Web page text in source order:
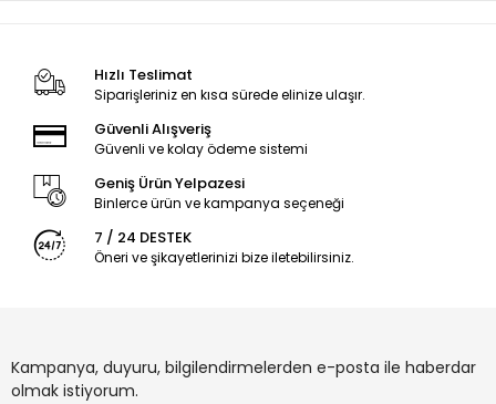
Hızlı Teslimat
Siparişleriniz en kısa sürede elinize ulaşır.
Güvenli Alışveriş
Güvenli ve kolay ödeme sistemi
Geniş Ürün Yelpazesi
Binlerce ürün ve kampanya seçeneği
7 / 24 DESTEK
Öneri ve şikayetlerinizi bize iletebilirsiniz.
Kampanya, duyuru, bilgilendirmelerden e-posta ile haberdar
olmak istiyorum.